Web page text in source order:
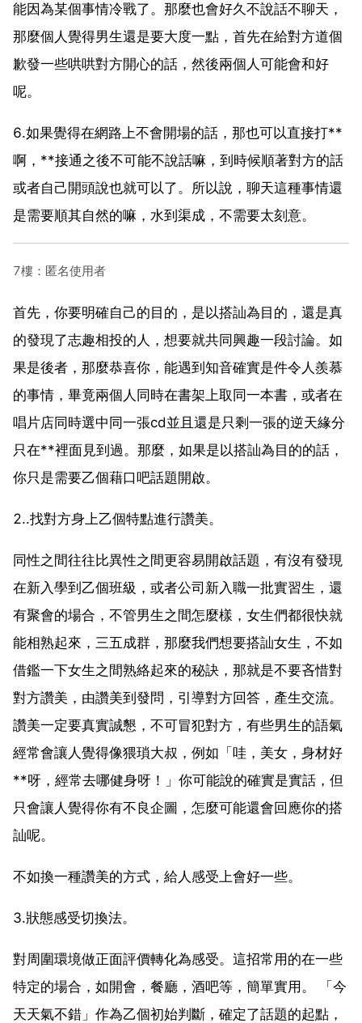
能因為某個事情冷戰了。那麼也會好久不說話不聊天，
那麼個人覺得男生還是要大度一點，首先在給對方道個
歉發一些哄哄對方開心的話，然後兩個人可能會和好
呢。
6.如果覺得在網路上不會開場的話，那也可以直接打**
啊，**接通之後不可能不說話嘛，到時候順著對方的話
或者自己開頭說也就可以了。所以說，聊天這種事情還
是需要順其自然的嘛，水到渠成，不需要太刻意。
7樓：匿名使用者
首先，你要明確自己的目的，是以搭訕為目的，還是真
的發現了志趣相投的人，想要就共同興趣一段討論。如
果是後者，那麼恭喜你，能遇到知音確實是件令人羨慕
的事情，畢竟兩個人同時在書架上取同一本書，或者在
唱片店同時選中同一張cd並且還是只剩一張的逆天緣分
只在**裡面見到過。那麼，如果是以搭訕為目的的話，
你只是需要乙個藉口吧話題開啟。
2..找對方身上乙個特點進行讚美。
同性之間往往比異性之間更容易開啟話題，有沒有發現
在新入學到乙個班級，或者公司新入職一批實習生，還
有聚會的場合，不管男生之間怎麼樣，女生們都很快就
能相熟起來，三五成群，那麼我們想要搭訕女生，不如
借鑑一下女生之間熟絡起來的秘訣，那就是不要吝惜對
對方讚美，由讚美到發問，引導對方回答，產生交流。
讚美一定要真實誠懇，不可冒犯對方，有些男生的語氣
經常會讓人覺得像猥瑣大叔，例如「哇，美女，身材好
**呀，經常去哪健身呀！」你可能說的確實是實話，但
只會讓人覺得你有不良企圖，怎麼可能還會回應你的搭
訕呢。
不如換一種讚美的方式，給人感受上會好一些。
3.狀態感受切換法。
對周圍環境做正面評價轉化為感受。這招常用的在一些
特定的場合，如開會，餐廳，酒吧等，簡單實用。 「今
天天氣不錯」作為乙個初始判斷，確定了話題的起點，